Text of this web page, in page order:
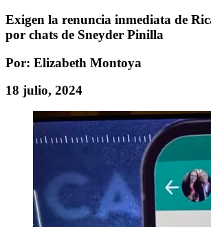
Exigen la renuncia inmediata de
por chats de Sneyder Pinilla
Por: Elizabeth Montoya
18 julio, 2024